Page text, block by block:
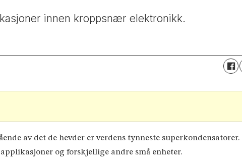
innen kroppsnær elektronikk.
av det de hevder er verdens tynneste
og forskjellige andre små enheter.